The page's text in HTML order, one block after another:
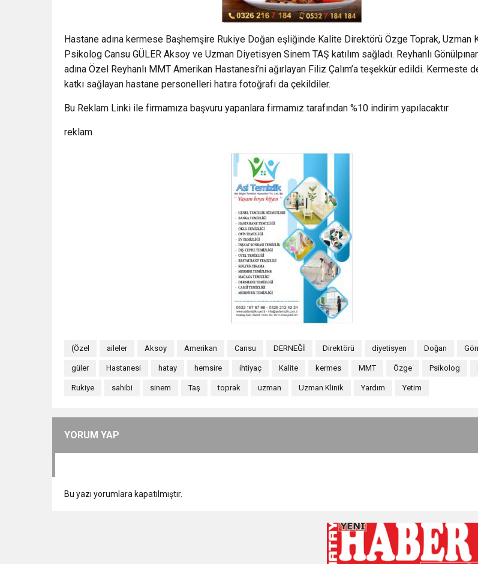
Hastane adına kermese Başhemşire Rukiye Doğan eşliğinde Kalite Direktörü Özge Toprak, Uzman
Psikolog Cansu GÜLER Aksoy ve Uzman Diyetisyen Sinem TAŞ katılım sağladı. Reyhanlı
adına Özel Reyhanlı MMT Amerikan Hastanesi’ni ağırlayan Filiz Çalım’a teşekkür edildi. Kermeste
katkı sağlayan hastane personelleri hatıra fotoğrafı da çekildiler.
Bu Reklam Linki ile firmamıza başvuru yapanlara firmamız tarafından %10 indirim yapılacaktır
reklam
(Özel aileler Aksoy Amerikan Cansu DERNEĞİ Direktörü diyetisyen Doğan
güler Hastanesi hatay hemsire ihtiyaç Kalite kermes MMT Özge Psikolog
Rukiye sahibi sinem Taş toprak uzman Uzman Klinik Yardım Yetim
YORUM YAP
Bu yazı yorumlara kapatılmıştır.